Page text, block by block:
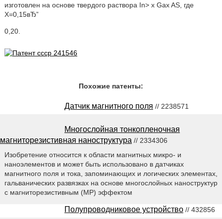
изготовлен на основе твердого раствора In> х Gax AS, где
X=0,15вЂ”
0,20.
Похожие патенты:
Датчик магнитного поля // 2238571
Многослойная тонкопленочная
магниторезистивная наноструктура // 2334306
Изобретение относится к области магнитных микро- и
наноэлементов и может быть использовано в датчиках
магнитного поля и тока, запоминающих и логических элементах,
гальванических развязках на основе многослойных наноструктур
с магниторезистивным (МР) эффектом
Полупроводниковое устройство // 432856